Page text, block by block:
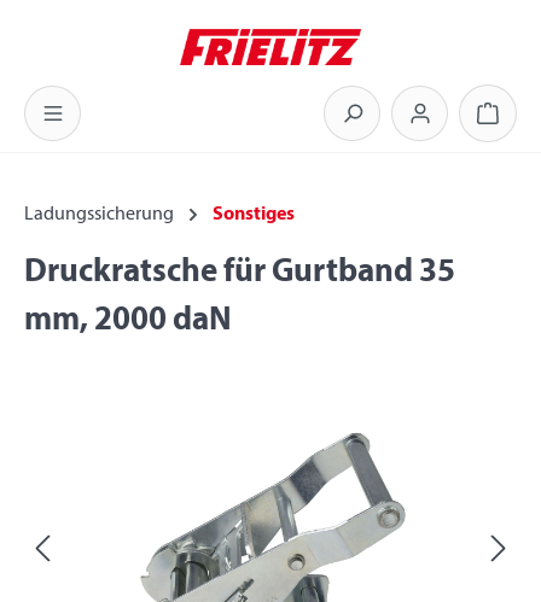
Zum Hauptinhalt springen
Ladungssicherung Sonstiges
Druckratsche für Gurtband 35
mm, 2000 daN